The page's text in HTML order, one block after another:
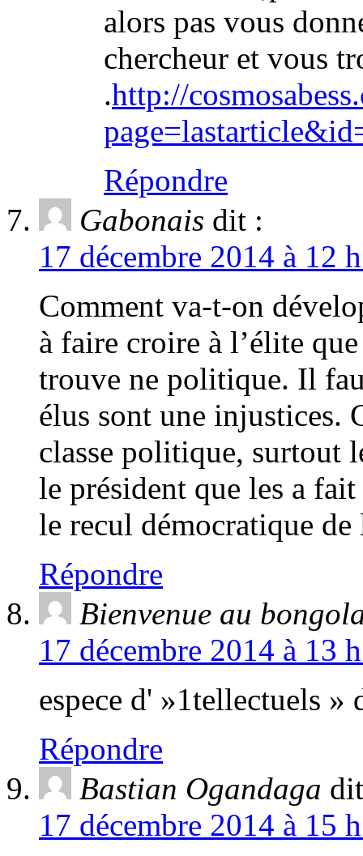
alors pas vous
chercheur et vous
.http://
Répondre
Gabonais dit :
17 décembre 2014 à 12
Comment va-t-on
à faire croire à l’élite
trouve ne politique. Il
élus sont une injustices.
classe politique, surtout
le président que les a
le recul démocratique
Répondre
Bienvenue au
17 décembre 2014 à 13
espece d' »1tellectuels
Répondre
Bastian Ogandaga
17 décembre 2014 à 15